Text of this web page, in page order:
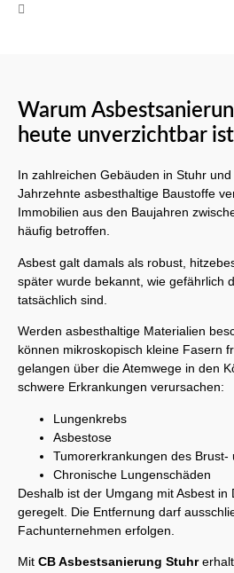
Warum
heute unverzichtbar ist
In zahlreichen Gebäuden in Stuhr
Jahrzehnte asbesthaltige Baustoffe
Immobilien aus den Baujahren
häufig betroffen.
Asbest galt damals als robust,
später wurde bekannt, wie gefährlich
tatsächlich sind.
Werden asbesthaltige Materialien
können mikroskopisch kleine Fasern
gelangen über die Atemwege in den
schwere Erkrankungen verursachen:
Lungenkrebs
Asbestose
Tumorerkrankungen des Brust-
Chronische Lungenschäden
Deshalb ist der Umgang mit Asbest in
geregelt. Die Entfernung darf
Fachunternehmen erfolgen.
Mit CB Asbestsanierung Stuhr